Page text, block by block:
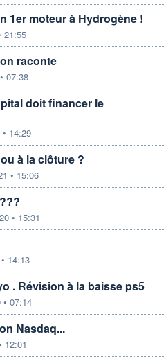
1er moteur à Hydrogène !
21:55
raconte
07:38
doit financer le
14:29
à la clôture ?
• 15:06
• 15:31
14:13
. Révision à la baisse ps5
07:14
Nasdaq...
12:01